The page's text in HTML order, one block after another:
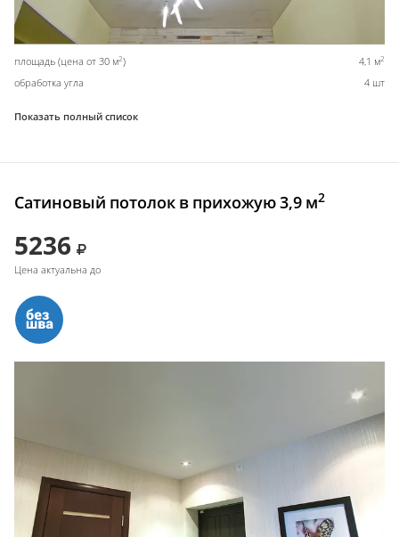
площадь (цена от 30 м2) 4,1 м2
обработка угла 4 шт
Показать полный список
Сатиновый потолок в прихожую 3,9 м2
5236
Цена актуальна до